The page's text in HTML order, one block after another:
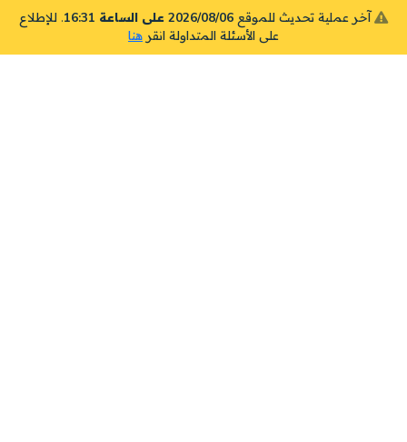
آخر عملية تحديث للموقع 2026/08/06 على الساعة 16:31
. للإطلاع
على الأسئلة المتداولة انقر هنا